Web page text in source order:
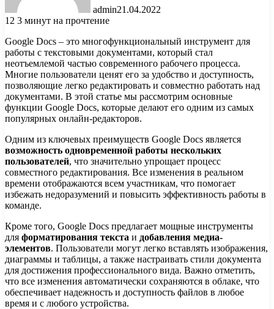
admin21.04.2022
12 3 минут на прочтение
Google Docs – это многофункциональный инструмент для
работы с текстовыми документами, который стал
неотъемлемой частью современного рабочего процесса.
Многие пользователи ценят его за удобство и доступность,
позволяющие легко редактировать и совместно работать над
документами. В этой статье мы рассмотрим основные
функции Google Docs, которые делают его одним из самых
популярных онлайн-редакторов.
Одним из ключевых преимуществ Google Docs является
возможность одновременной работы нескольких
пользователей, что значительно упрощает процесс
совместного редактирования. Все изменения в реальном
времени отображаются всем участникам, что помогает
избежать недоразумений и повысить эффективность работы в
команде.
Кроме того, Google Docs предлагает мощные инструменты
для форматирования текста и добавления медиа-
элементов. Пользователи могут легко вставлять изображения,
диаграммы и таблицы, а также настраивать стили документа
для достижения профессионального вида. Важно отметить,
что все изменения автоматически сохраняются в облаке, что
обеспечивает надежность и доступность файлов в любое
время и с любого устройства.